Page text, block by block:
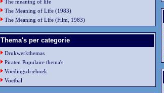
The meaning of life
The Meaning of Life (1983)
The Meaning of Life (Film, 1983)
Thema's per categorie
Drukwerkthemas
Piraten Populaire thema's
Voedingsdriehoek
Voetbal